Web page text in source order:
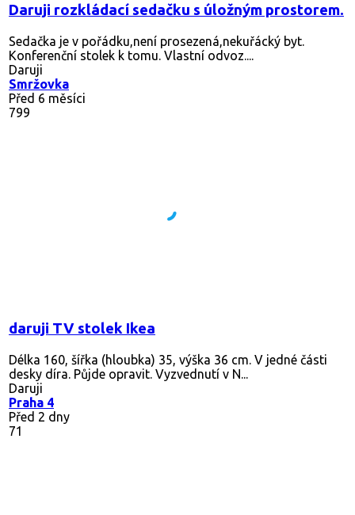
Daruji rozkládací sedačku s úložným prostorem.
Sedačka je v pořádku,není prosezená,nekuřácký byt.
Konferenční stolek k tomu. Vlastní odvoz....
Daruji
Smržovka
Před 6 měsíci
799
daruji TV stolek Ikea
Délka 160, šířka (hloubka) 35, výška 36 cm. V jedné části
desky díra. Půjde opravit. Vyzvednutí v N...
Daruji
Praha 4
Před 2 dny
71